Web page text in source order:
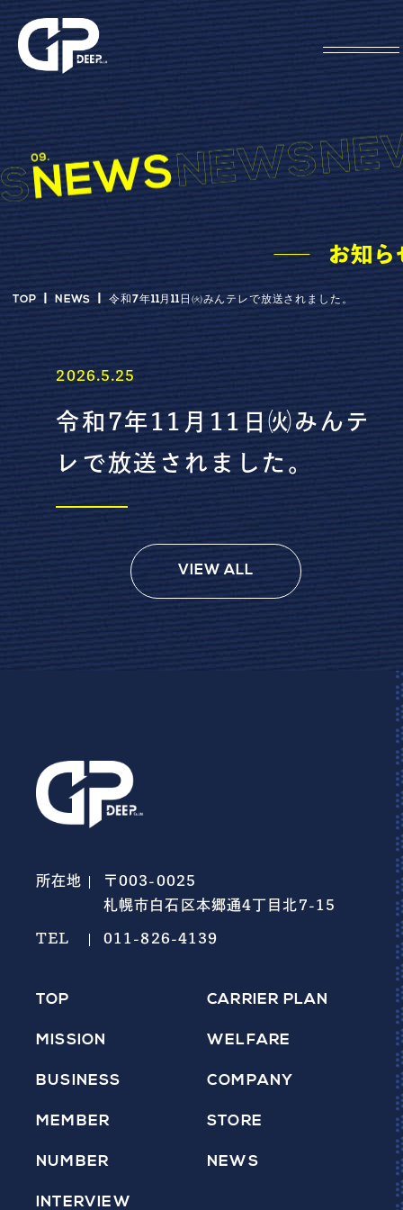
お知ら
TOP NEWS 令和7年11月11日㈫みんテレで放送されました。
2026.5.25
令和7年11月11日㈫みんテ
レで放送されました。
VIEW ALL
所在地
〒003-0025
札幌市白石区本郷通4丁目北7-15
TEL 011-826-4139
TOP
MISSION
BUSINESS
MEMBER
NUMBER
CARRIER PLAN
WELFARE
COMPANY
STORE
NEWS
INTERVIEW